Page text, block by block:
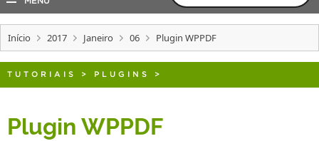
CONCURSOS
EDITAIS
INTERNACIONAL
OUVIDORIA
TELEFONES
Início 2017 Janeiro 06 Plugin WPPDF
TUTORIAIS > PLUGINS >
Plugin WPPDF